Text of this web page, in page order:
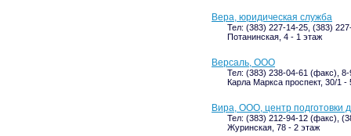
Вера, юридическая служба
Тел: (383) 227-14-25, (383)
Потанинская, 4 - 1 этаж
Версаль, ООО
Тел: (383) 238-04-61 (факс),
Карла Маркса проспект, 30/1 -
Вира, ООО, центр подготовки
Тел: (383) 212-94-12 (факс),
Журинская, 78 - 2 этаж